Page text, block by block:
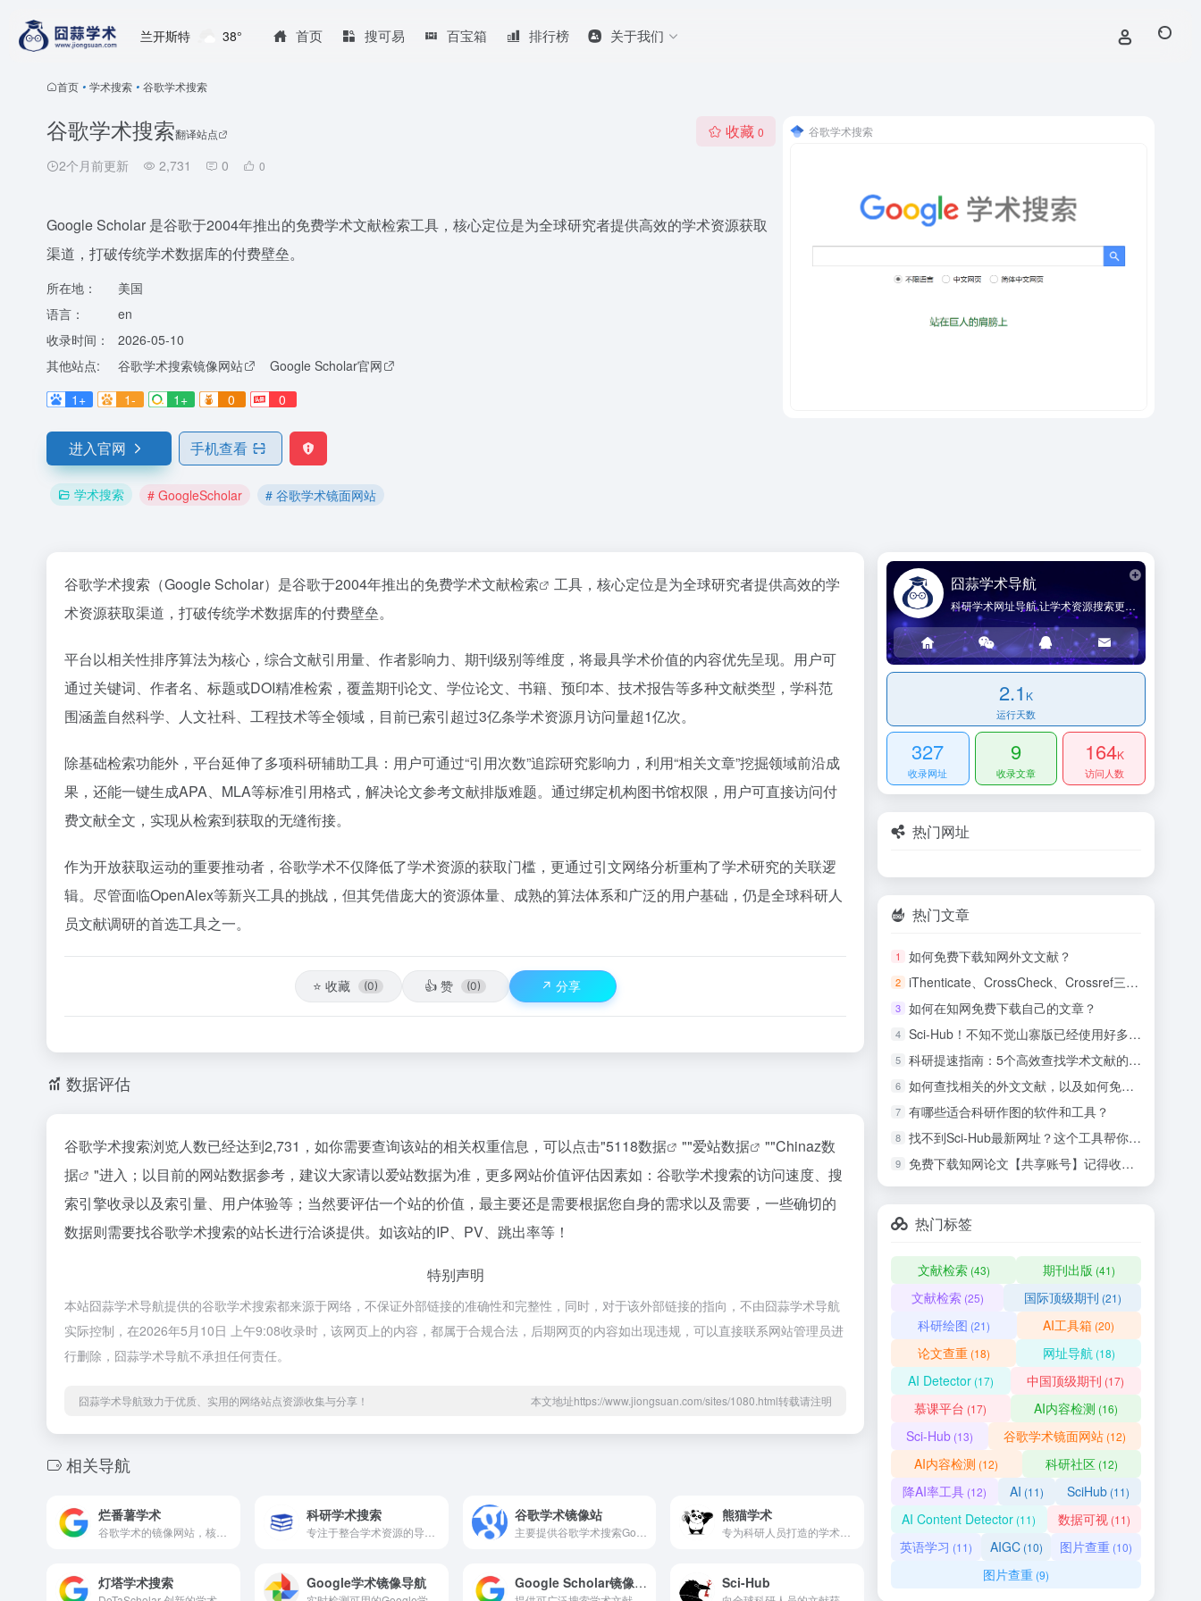
兰开斯特 38° 首页 搜可易 百宝箱 排行榜 关于我们
首页 • 学术搜索 • 谷歌学术搜索
谷歌学术搜索翻译站点
2个月前更新 2,731 0 0
收藏 0
Google Scholar 是谷歌于2004年推出的免费学术文献检索工具，核心定位是为全球研究者提供高效的学术资源获取
渠道，打破传统学术数据库的付费壁垒。
所在地：
美国
语言：
en
收录时间：
2026-05-10
其他站点:
谷歌学术搜索镜像网站
Google Scholar官网
1+
1- 1+ 0 0
进入官网 手机查看
学术搜索 # GoogleScholar # 谷歌学术镜面网站
谷歌学术搜索
谷歌学术搜索（Google Scholar）是谷歌于2004年推出的免费学术文献检索
工具，核心定位是为全球研究者提供高效的学
术资源获取渠道，打破传统学术数据库的付费壁垒。
平台以相关性排序算法为核心，综合文献引用量、作者影响力、期刊级别等维度，将最具学术价值的内容优先呈现。用户可
通过关键词、作者名、标题或DOI精准检索，覆盖期刊论文、学位论文、书籍、预印本、技术报告等多种文献类型，学科范
围涵盖自然科学、人文社科、工程技术等全领域，目前已索引超过3亿条学术资源月访问量超1亿次。
除基础检索功能外，平台延伸了多项科研辅助工具：用户可通过“引用次数”追踪研究影响力，利用“相关文章”挖掘领域前沿成
果，还能一键生成APA、MLA等标准引用格式，解决论文参考文献排版难题。通过绑定机构图书馆权限，用户可直接访问付
费文献全文，实现从检索到获取的无缝衔接。
作为开放获取运动的重要推动者，谷歌学术不仅降低了学术资源的获取门槛，更通过引文网络分析重构了学术研究的关联逻
辑。尽管面临OpenAlex等新兴工具的挑战，但其凭借庞大的资源体量、成熟的算法体系和广泛的用户基础，仍是全球科研人
员文献调研的首选工具之一。
⭐ 收藏 (0) 👍 赞 (0) ↗️ 分享
数据评估
谷歌学术搜索浏览人数已经达到2,731，如你需要查询该站的相关权重信息，可以点击"5118数据 ""爱站数据 ""Chinaz数
据
"进入；以目前的网站数据参考，建议大家请以爱站数据为准，更多网站价值评估因素如：谷歌学术搜索的访问速度、搜
索引擎收录以及索引量、用户体验等；当然要评估一个站的价值，最主要还是需要根据您自身的需求以及需要，一些确切的
数据则需要找谷歌学术搜索的站长进行洽谈提供。如该站的IP、PV、跳出率等！
特别声明
本站囧蒜学术导航提供的谷歌学术搜索都来源于网络，不保证外部链接的准确性和完整性，同时，对于该外部链接的指向，不由囧蒜学术导航
实际控制，在2026年5月10日 上午9:08收录时，该网页上的内容，都属于合规合法，后期网页的内容如出现违规，可以直接联系网站管理员进
行删除，囧蒜学术导航不承担任何责任。
囧蒜学术导航致力于优质、实用的网络站点资源收集与分享！ 本文地址https://www.jiongsuan.com/sites/1080.html转载请注明
相关导航
烂番薯学术 科研学术搜索 谷歌学术镜像站 熊猫学术
灯塔学术搜索 Google学术镜像导航 Google Scholar镜像网站 Sci-Hub
囧蒜学术导航
科研学术网址导航,让学术资源搜索更简单!
2.1 K
运行天数
327
收录网址
9
收录文章
164K
访问人数
热门网址
热门文章
1 如何免费下载知网外文文献？
2 iThenticate、CrossCheck、Crossref三款SCI查重软件的区别
3 如何在知网免费下载自己的文章？
4 Sci-Hub！不知不觉山寨版已经使用好多年！
5 科研提速指南：5个高效查找学术文献的实用技巧
6 如何查找相关的外文文献，以及如何免费下载？
7 有哪些适合科研作图的软件和工具？
8 找不到Sci-Hub最新网址？这个工具帮你一键搞定！
9 免费下载知网论文【共享账号】记得收藏！
热门标签
文献检索(43) 期刊出版 (41)
文献检索(25) 国际顶级期刊 (21)
科研绘图 (21) AI工具箱 (20)
论文查重(18) 网址导航 (18)
AI Detector(17) 中国顶级期刊 (17)
慕课平台 (17) AI内容检测 (16)
Sci-Hub (13) 谷歌学术镜面网站 (12)
AI内容检测 (12) 科研社区(12)
降AI率工具 (12) AI (11) SciHub (11)
AI Content Detector (11) 数据可视(11)
英语学习 (11) AIGC(10) 图片查重 (10)
图片查重 (9)